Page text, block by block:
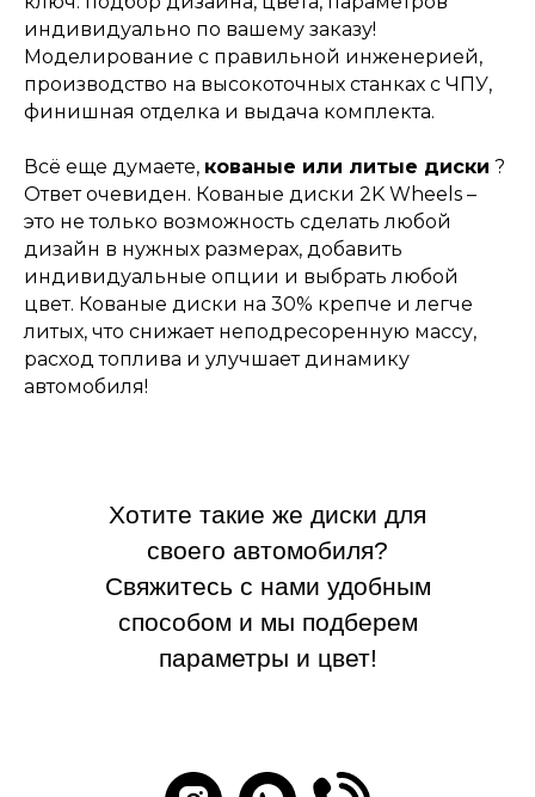
индивидуально по вашему заказу!
Моделирование с правильной инженерией,
производство на высокоточных станках с ЧПУ,
финишная отделка и выдача комплекта.
Всё еще думаете, кованые или литые диски ?
Ответ очевиден. Кованые диски 2K Wheels –
это не только возможность сделать любой
дизайн в нужных размерах, добавить
индивидуальные опции и выбрать любой
цвет. Кованые диски на 30% крепче и легче
литых, что снижает неподресоренную массу,
расход топлива и улучшает динамику
автомобиля!
Хотите такие же диски для
своего автомобиля?
Свяжитесь с нами удобным
способом и мы подберем
параметры и цвет!